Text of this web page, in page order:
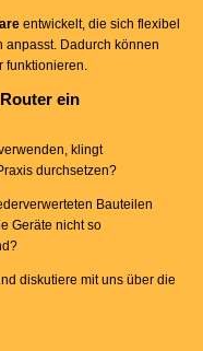
entwickelt, die sich flexibel
Dadurch können
funktionieren.
ein
klingt
durchsetzen?
Bauteilen
Geräte nicht so
diskutiere mit uns über die